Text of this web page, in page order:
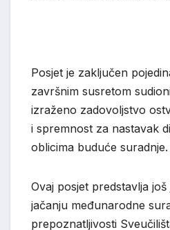
Posjet je zaključen
završnim susretom
izraženo zadovoljstvo
i spremnost za nastavak
oblicima buduće suradnje.
Ovaj posjet predstavlja
jačanju međunarodne
prepoznatljivosti